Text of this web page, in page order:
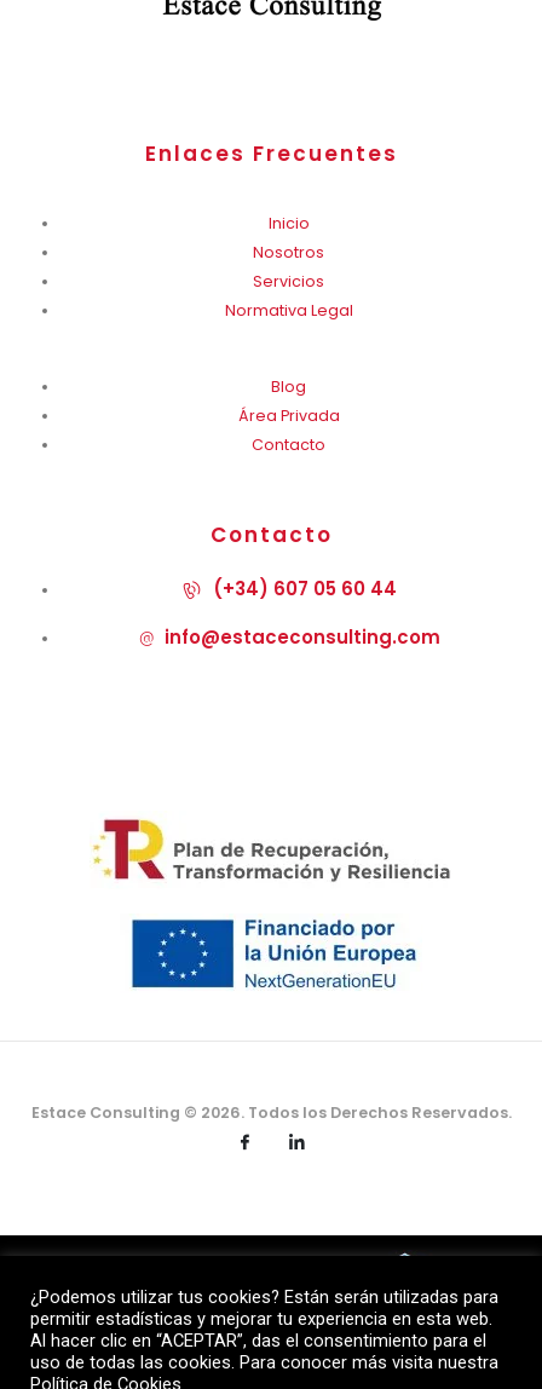
Enlaces Frecuentes
Inicio
Nosotros
Servicios
Normativa Legal
Blog
Área Privada
Contacto
Contacto
(+34) 607 05 60 44
info@estaceconsulting.com
Estace Consulting © 2026. Todos los Derechos Reservados.
¿Podemos utilizar tus cookies? Están serán utilizadas para
permitir estadísticas y mejorar tu experiencia en esta web.
Al hacer clic en “ACEPTAR”, das el consentimiento para el
uso de todas las cookies. Para conocer más visita nuestra
Política de Cookies